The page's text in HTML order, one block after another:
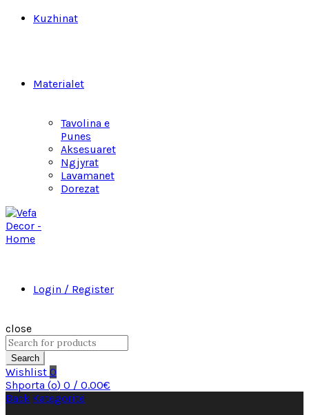
Kuzhinat
Materialet
Tavolina e
Punes
Aksesuaret
Ngjyrat
Lavamanet
Dorezat
Login / Register
close
Search
Wishlist 0
Shporta (o) 0 / 0.00€
Back Kategoritë